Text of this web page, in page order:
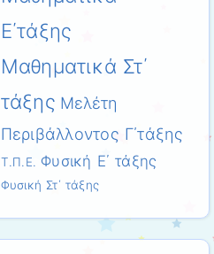
Ε΄τάξης
Μαθηματικά Στ΄
τάξης Μελέτη
Περιβάλλοντος Γ΄τάξης
Τ.Π.Ε. Φυσική Ε΄ τάξης
Φυσική Στ΄ τάξης